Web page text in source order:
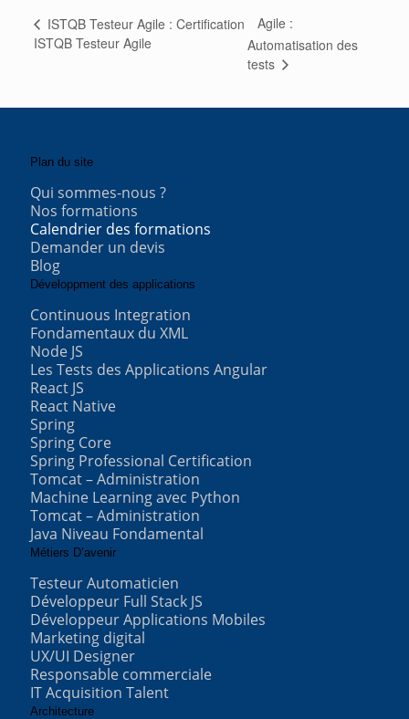
ISTQB Testeur Agile : Certification
ISTQB Testeur Agile
Agile :
Automatisation des
tests
Plan du site
Qui sommes-nous ?
Nos formations
Calendrier des formations
Demander un devis
Blog
Développment des applications
Continuous Integration
Fondamentaux du XML
Node JS
Les Tests des Applications Angular
React JS
React Native
Spring
Spring Core
Spring Professional Certification
Tomcat – Administration
Machine Learning avec Python
Tomcat – Administration
Java Niveau Fondamental
Métiers D’avenir
Testeur Automaticien
Développeur Full Stack JS
Développeur Applications Mobiles
Marketing digital
UX/UI Designer
Responsable commerciale
IT Acquisition Talent
Architecture